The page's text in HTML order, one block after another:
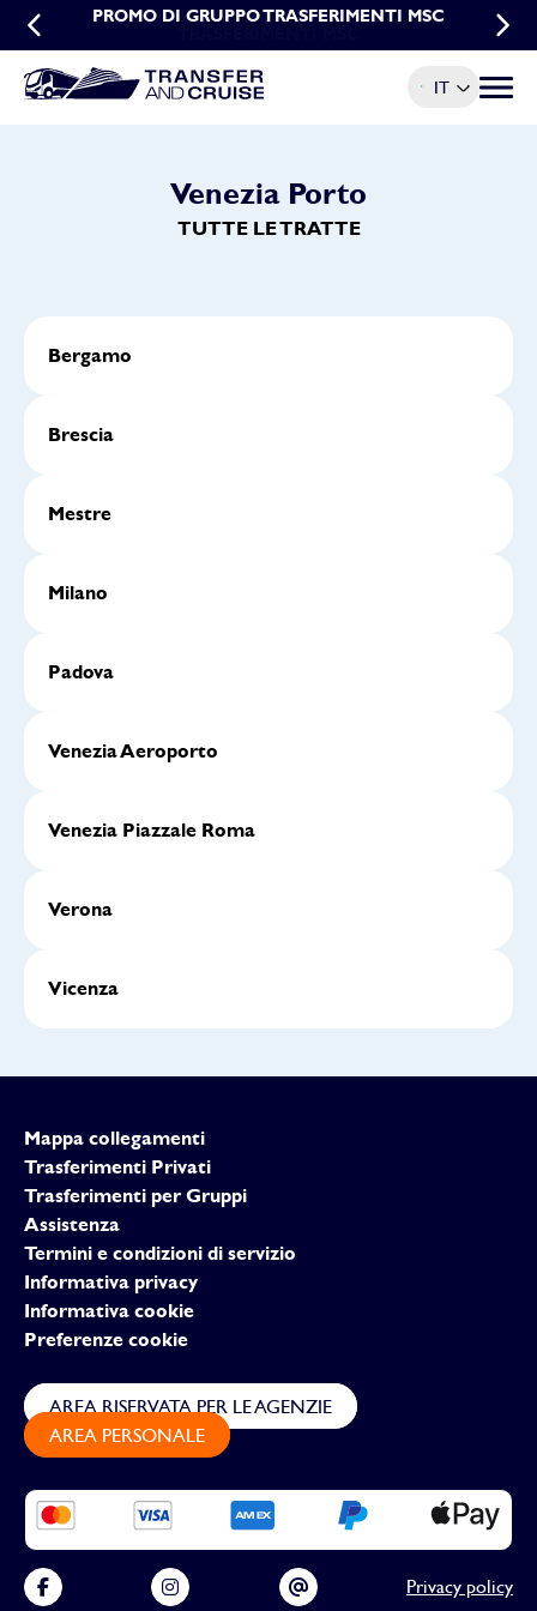
PROMO DI GRUPPO TRASFERIMENTI MSC
PROMO PRENOTAZIONI ANTICIPATE
IT Menu
Venezia Porto
TUTTE LE TRATTE
Bergamo
Brescia
Mestre
Milano
Padova
Venezia Aeroporto
Venezia Piazzale Roma
Verona
Vicenza
Mappa collegamenti
Trasferimenti Privati
Trasferimenti per Gruppi
Assistenza
Termini e condizioni di servizio
Informativa privacy
Informativa cookie
Preferenze cookie
AREA RISERVATA PER LE AGENZIE
AREA PERSONALE
Privacy policy